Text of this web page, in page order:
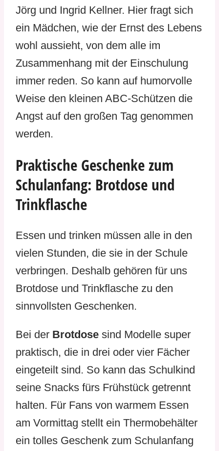
Jörg und Ingrid Kellner. Hier fragt sich
ein Mädchen, wie der Ernst des Lebens
wohl aussieht, von dem alle im
Zusammenhang mit der Einschulung
immer reden. So kann auf humorvolle
Weise den kleinen ABC-Schützen die
Angst auf den großen Tag genommen
werden.
Praktische Geschenke zum
Schulanfang: Brotdose und
Trinkflasche
Essen und trinken müssen alle in den
vielen Stunden, die sie in der Schule
verbringen. Deshalb gehören für uns
Brotdose und Trinkflasche zu den
sinnvollsten Geschenken.
Bei der Brotdose sind Modelle super
praktisch, die in drei oder vier Fächer
eingeteilt sind. So kann das Schulkind
seine Snacks fürs Frühstück getrennt
halten. Für Fans von warmem Essen
am Vormittag stellt ein Thermobehälter
ein tolles Geschenk zum Schulanfang